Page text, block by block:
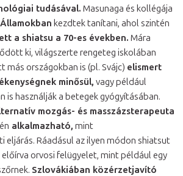
tudásával. Masunaga és kollégája
kezdtek tanítani, ahol szintén
a shiatsu a 70-es években. Mára
ki, világszerte rengeteg iskolában
más országokban is (pl. Svájc) elismert
minősül, vagy például
is használják a betegek gyógyításában.
mozgás- és masszázsterapeuta
alkalmazható, mint
eljárás. Ráadásul az ilyen módon shiatsut
előírva orvosi felügyelet, mint például egy
Szlovákiában közérzetjavító